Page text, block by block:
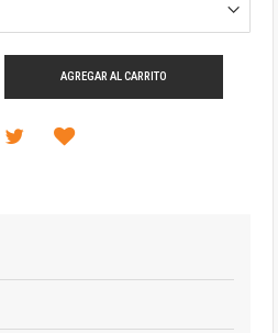
AGREGAR AL CARRITO